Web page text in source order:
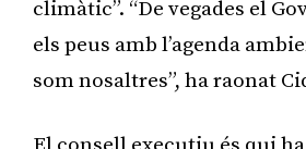
climàtic”. “De vegades el
els peus amb l’agenda
som nosaltres”, ha raonat